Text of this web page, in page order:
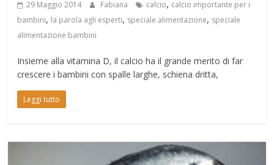
29 Maggio 2014 Fabiana calcio, calcio importante per i
bambini, la parola agli esperti, speciale alimentazione, speciale
alimentazione bambini
Insieme alla vitamina D, il calcio ha il grande merito di far
crescere i bambini con spalle larghe, schiena dritta,
Leggi tutto